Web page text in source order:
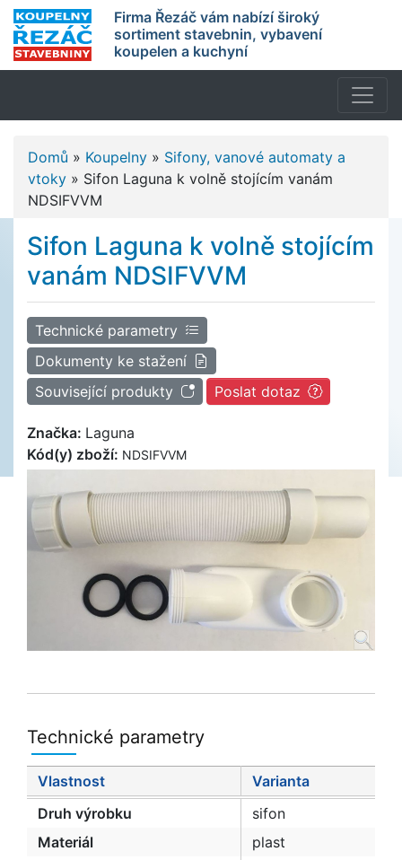
Firma Řezáč vám nabízí široký
sortiment stavebnin, vybavení
koupelen a kuchyní
Domů » Koupelny » Sifony, vanové automaty a
vtoky » Sifon Laguna k volně stojícím vanám
NDSIFVVM
Sifon Laguna k volně stojícím
vanám NDSIFVVM
Technické parametry
Dokumenty ke stažení
Související produkty
Poslat dotaz
Značka: Laguna
Kód(y) zboží: NDSIFVVM
Technické parametry
Vlastnost
Varianta
Druh výrobku
sifon
Materiál
plast